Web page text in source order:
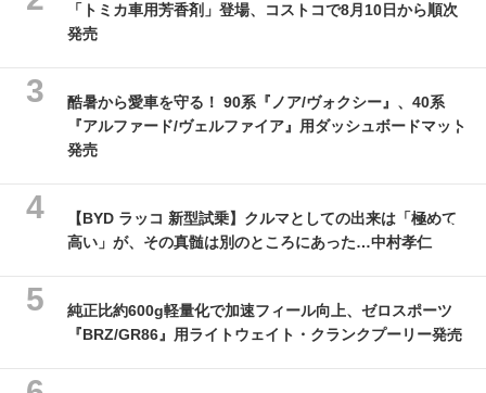
「トミカ車用芳香剤」登場、コストコで8月10日から順次
発売
酷暑から愛車を守る！ 90系『ノア/ヴォクシー』、40系
『アルファード/ヴェルファイア』用ダッシュボードマット
発売
【BYD ラッコ 新型試乗】クルマとしての出来は「極めて
高い」が、その真髄は別のところにあった…中村孝仁
純正比約600g軽量化で加速フィール向上、ゼロスポーツ
『BRZ/GR86』用ライトウェイト・クランクプーリー発売